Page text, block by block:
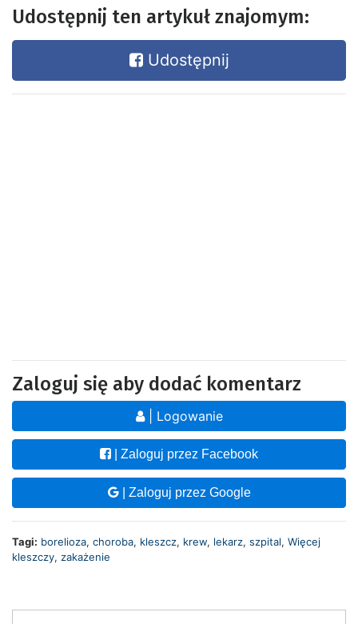
Udostępnij ten artykuł znajomym:
Udostępnij
Zaloguj się aby dodać komentarz
| Logowanie
| Zaloguj przez Facebook
| Zaloguj przez Google
Tagi: borelioza, choroba, kleszcz, krew, lekarz, szpital, Więcej
kleszczy, zakażenie